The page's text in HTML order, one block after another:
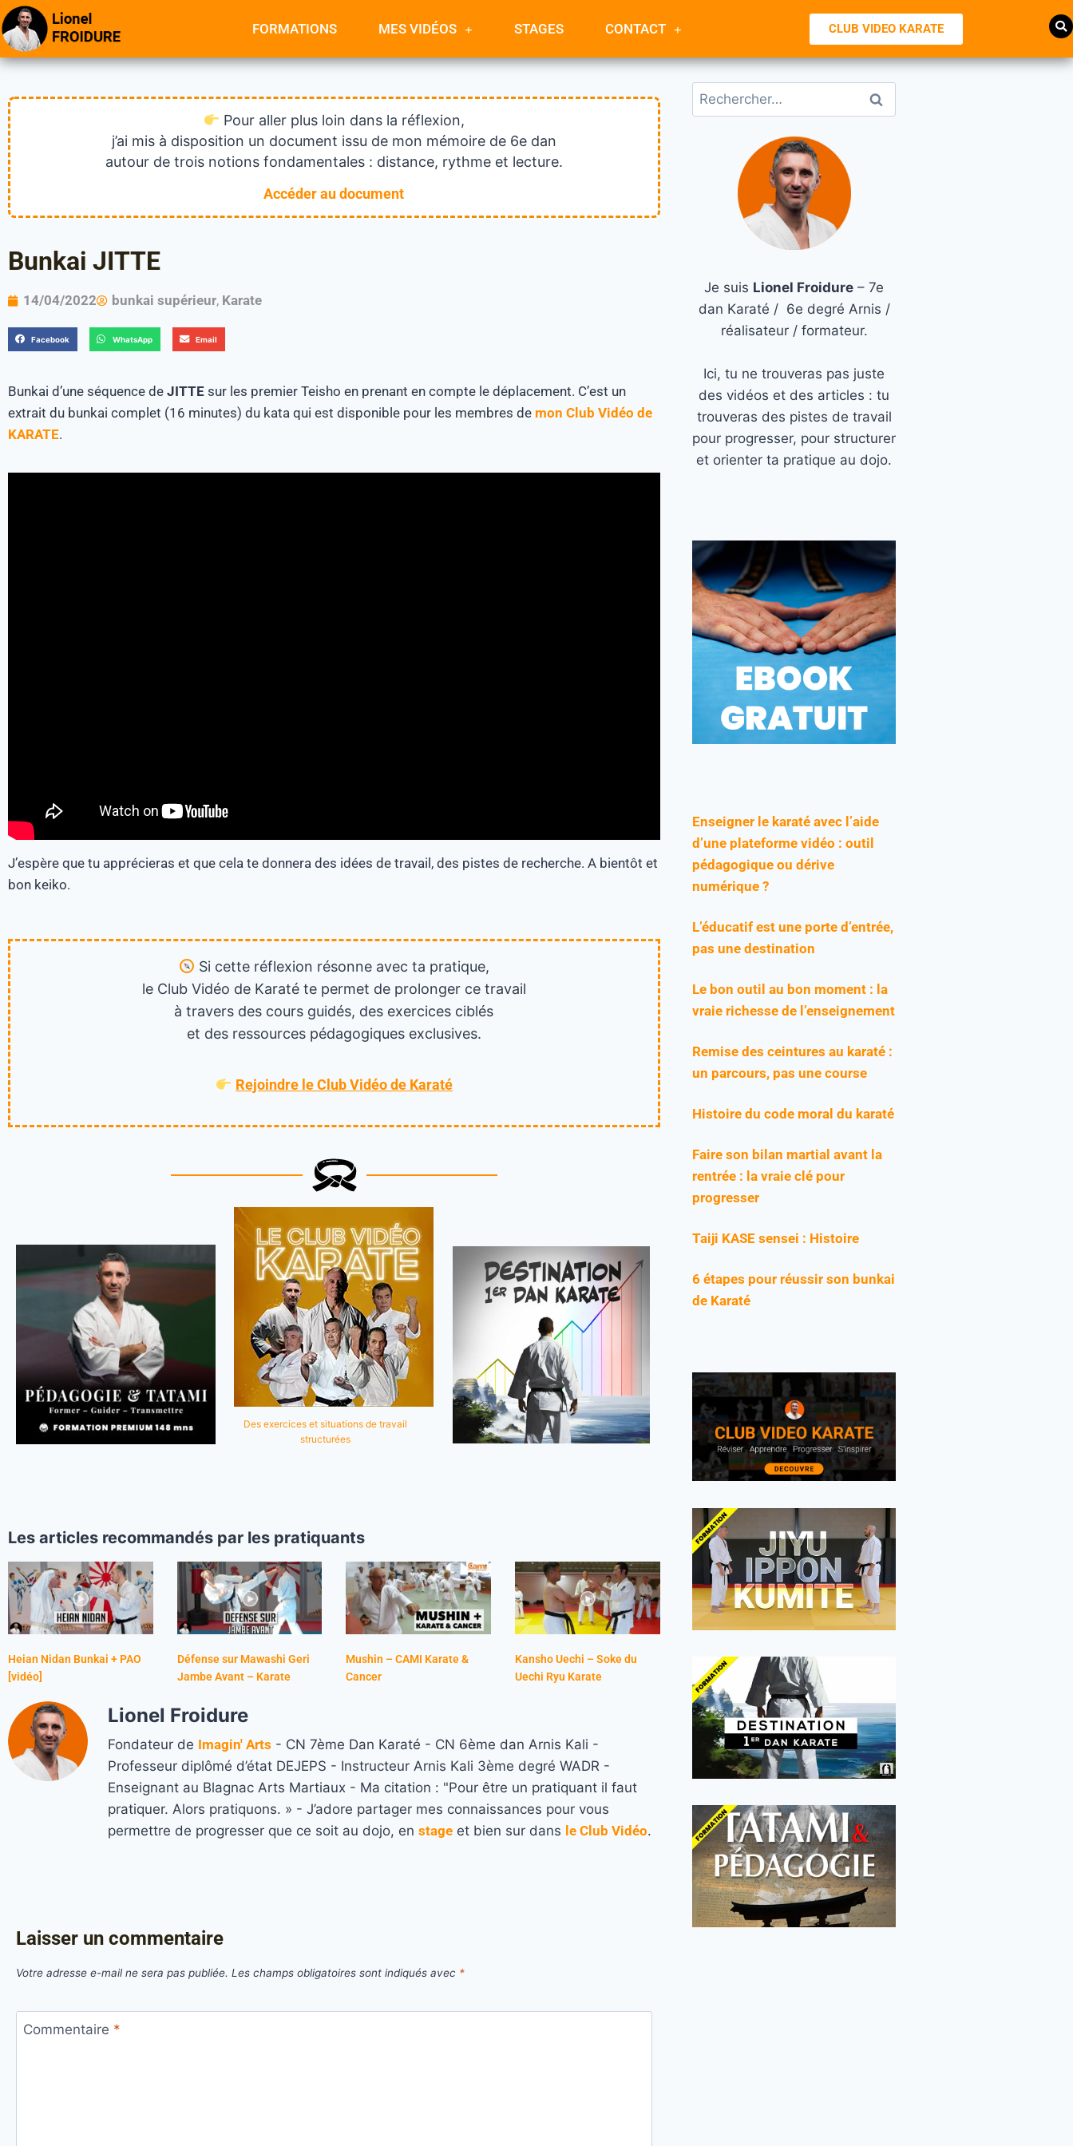
FORMATIONS MES VIDÉOS STAGES CONTACT CLUB VIDEO KARATE
Pour aller plus loin dans la réflexion,
j’ai mis à disposition un document issu de mon mémoire de 6e dan
autour de trois notions fondamentales : distance, rythme et lecture.
Accéder au document
Bunkai JITTE
14/04/2022 bunkai supérieur, Karate
Facebook WhatsApp Email
Bunkai d’une séquence de JITTE sur les premier Teisho en prenant en compte le déplacement. C’est un
extrait du bunkai complet (16 minutes) du kata qui est disponible pour les membres de mon Club Vidéo de
KARATE.
J’espère que tu apprécieras et que cela te donnera des idées de travail, des pistes de recherche. A bientôt et
bon keiko.
Si cette réflexion résonne avec ta pratique,
le Club Vidéo de Karaté te permet de prolonger ce travail
à travers des cours guidés, des exercices ciblés
et des ressources pédagogiques exclusives.
Rejoindre le Club Vidéo de Karaté
Des exercices et situations de travail
structurées
Les articles recommandés par les pratiquants
Heian Nidan Bunkai + PAO
[vidéo]
Défense sur Mawashi Geri
Jambe Avant – Karate
Mushin – CAMI Karate &
Cancer
Kansho Uechi – Soke du
Uechi Ryu Karate
Lionel Froidure
Fondateur de Imagin' Arts - CN 7ème Dan Karaté - CN 6ème dan Arnis Kali -
Professeur diplômé d’état DEJEPS - Instructeur Arnis Kali 3ème degré WADR -
Enseignant au Blagnac Arts Martiaux - Ma citation : "Pour être un pratiquant il faut
pratiquer. Alors pratiquons. » - J’adore partager mes connaissances pour vous
permettre de progresser que ce soit au dojo, en stage et bien sur dans le Club Vidéo.
Laisser un commentaire
Votre adresse e-mail ne sera pas publiée. Les champs obligatoires sont indiqués avec *
Commentaire *
Je suis Lionel Froidure – 7e
dan Karaté / 6e degré Arnis /
réalisateur / formateur.
Ici, tu ne trouveras pas juste
des vidéos et des articles : tu
trouveras des pistes de travail
pour progresser, pour structurer
et orienter ta pratique au dojo.
Enseigner le karaté avec l’aide
d’une plateforme vidéo : outil
pédagogique ou dérive
numérique ?
L’éducatif est une porte d’entrée,
pas une destination
Le bon outil au bon moment : la
vraie richesse de l’enseignement
Remise des ceintures au karaté :
un parcours, pas une course
Histoire du code moral du karaté
Faire son bilan martial avant la
rentrée : la vraie clé pour
progresser
Taiji KASE sensei : Histoire
6 étapes pour réussir son bunkai
de Karaté